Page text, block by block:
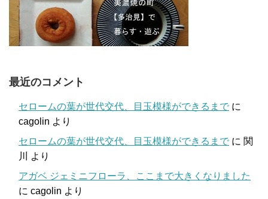
最近のコメント
セロームの葉が世代交代、目玉模様ができるまで に
cagolin より
セロームの葉が世代交代、目玉模様ができるまで に 関
川
より
アガベ ジェミニフローラ、ここまで大きくなりました
に cagolin より